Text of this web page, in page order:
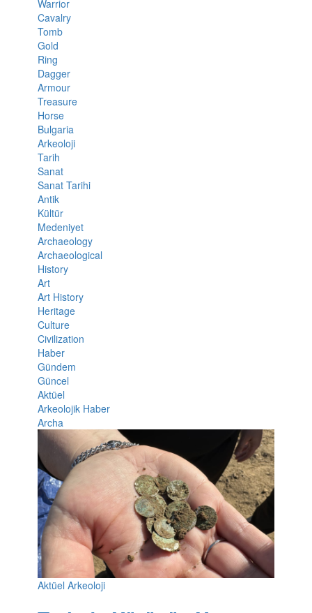
Warrior
Cavalry
Tomb
Gold
Ring
Dagger
Armour
Treasure
Horse
Bulgaria
Arkeoloji
Tarih
Sanat
Sanat Tarihi
Antik
Kültür
Medeniyet
Archaeology
Archaeological
History
Art
Art History
Heritage
Culture
Civilization
Haber
Gündem
Güncel
Aktüel
Arkeolojik Haber
Archa
Aktüel Arkeoloji